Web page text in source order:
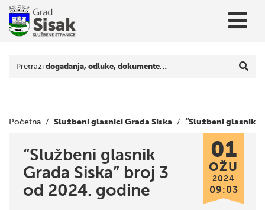
Pretraži događanja, odluke, dokumente…
Početna / Službeni glasnici Grada Siska / “Službeni glasnik
“Službeni glasnik
Grada Siska” broj 3
od 2024. godine
01
OŽU
2024
09:03